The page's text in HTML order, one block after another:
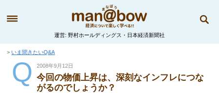
運営 野村ホールディングス・日本経済新聞社
いま聞きたいQ&A
Q 2008年9月12日
今回の物価上昇は、深刻なインフレにつな
がるのでしょうか？